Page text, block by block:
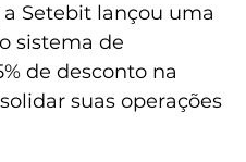
Setebit lançou uma
sistema de
de desconto na
suas operações